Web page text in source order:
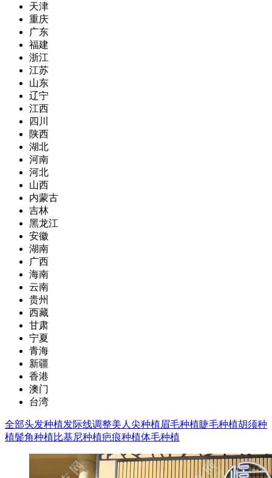
天津
重庆
广东
福建
浙江
江苏
山东
辽宁
江西
四川
陕西
湖北
河南
河北
山西
内蒙古
吉林
黑龙江
安徽
湖南
广西
海南
云南
贵州
西藏
甘肃
宁夏
青海
新疆
香港
澳门
台湾
全部头发种植发际线调整美人尖种植眉毛种植睫毛种植胡须种
植鬓角种植比基尼种植疤痕种植体毛种植